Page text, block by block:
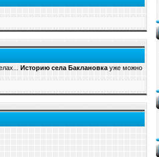
Историю села Баклановка уже можно